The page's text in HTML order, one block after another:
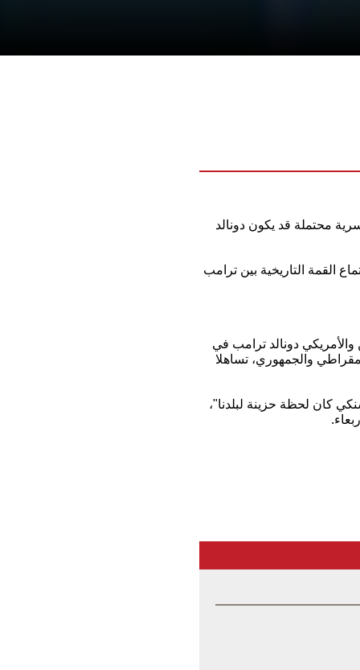
محتملة قد يكون دونالد
القمة التاريخية بين ترامب
والأمريكي دونالد ترامب في
والجمهوري، تساهلا
كان لحظة حزينة لبلدنا"،